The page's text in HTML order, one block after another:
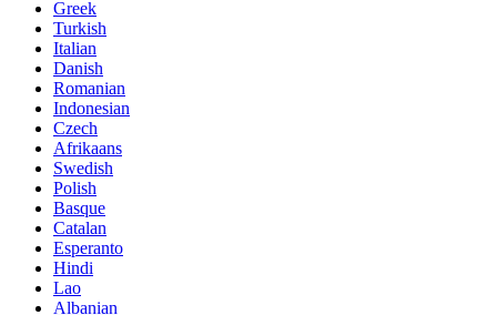
Greek
Turkish
Italian
Danish
Romanian
Indonesian
Czech
Afrikaans
Swedish
Polish
Basque
Catalan
Esperanto
Hindi
Lao
Albanian